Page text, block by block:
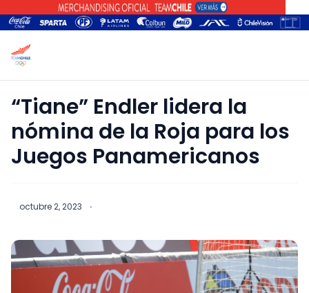
“Tiane” Endler lidera la
nómina de la Roja para los
Juegos Panamericanos
octubre 2, 2023 ·